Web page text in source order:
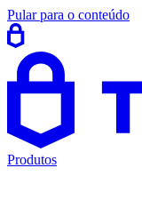
Pular para o conteúdo
Produtos